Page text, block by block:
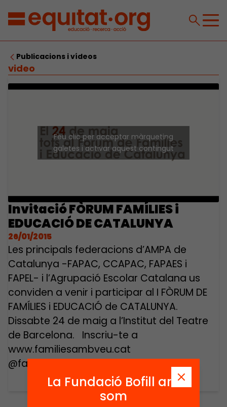
Publicacions i vídeos
video
Feu clic per acceptar màrqueting
galetes i activar aquest contingut
Invitació FÒRUM FAMÍLIES i
EDUCACIÓ DE CATALUNYA
26/01/2015
Les principals federacions d’AMPA de
Catalunya -FAPAC, CCAPAC, FAPAES i
FAPEL- i l’Agrupació Escolar Catalana us
conviden a venir i participar al I FÒRUM DE
FAMÍLIES i EDUCACIÓ de CATALUNYA.
Dissabte 24 de maig a l’Institut del Teatre
de Barcelona. Inscriu-te a
www.familiesambveu.cat
@familiesambveu
La Fundació Bofill ara
som